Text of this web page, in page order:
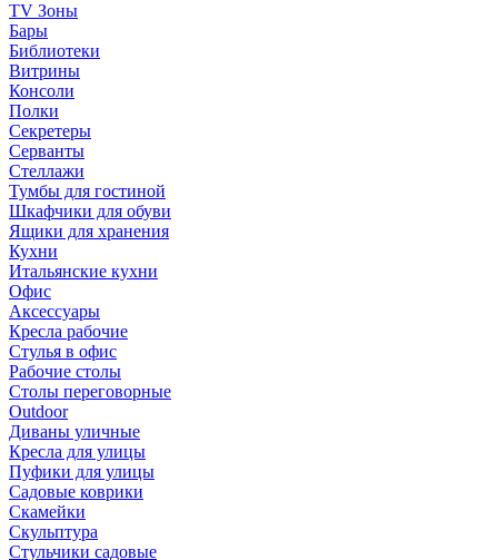
TV Зоны
Бары
Библиотеки
Витрины
Консоли
Полки
Секретеры
Серванты
Стеллажи
Тумбы для гостиной
Шкафчики для обуви
Ящики для хранения
Кухни
Итальянские кухни
Офис
Аксессуары
Кресла рабочие
Стулья в офис
Рабочие столы
Столы переговорные
Outdoor
Диваны уличные
Кресла для улицы
Пуфики для улицы
Садовые коврики
Скамейки
Скульптура
Стульчики садовые